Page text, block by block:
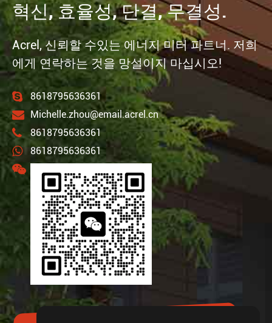
혁신, 효율성, 단결, 무결성.
Acrel, 신뢰할 수있는 에너지 미터 파트너. 저희
에게 연락하는 것을 망설이지 마십시오!
8618795636361
Michelle.zhou@email.acrel.cn
8618795636361
8618795636361